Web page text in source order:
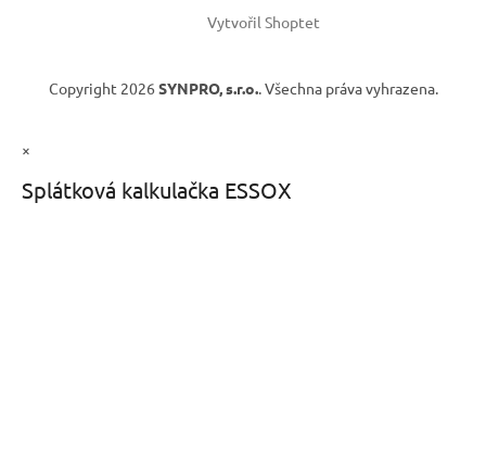
Vytvořil Shoptet
Copyright 2026 SYNPRO, s.r.o.. Všechna práva vyhrazena.
×
Splátková kalkulačka ESSOX